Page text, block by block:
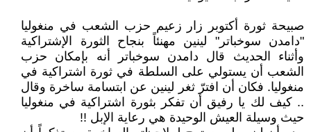
صبيحة ثورة أكتوبر زار زعيم حزب الشعب في منغوليا
"دامدن سوخباتر" لينين مهنئاً بنجاح الثورة الإشتراكية
وأثناء الحديث قال دامدن سوخباتر أنه بإمكان حزب
الشعب أن يستولي على السلطة في ثورة اشتراكية في
منغوليا. فكان أن افترّ ثغر لينين عن ابتسامة ساخرة وقال
.. كيف لك يا رفيق أن تفكر بثورة اشتراكية في منغوليا
حيث وسيلة العيش الوحيدة هي رعاية الإبل !!